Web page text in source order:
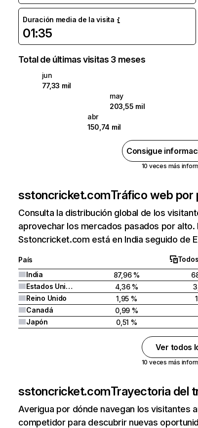
Duración media de la visita
01:35
Total de últimas visitas 3 meses
jun
77,33 mil
may
203,55 mil
abr
150,74 mil
Consigue
10 veces más
sstoncricket.comTráfico web por
Consulta la distribución global de los
aprovechar los mercados pasados por alto.
Sstoncricket.com está en India seguido de
País
India
87,96 %
Estados Unidos
4,36 %
Reino Unido
1,95 %
Canadá
0,99 %
Japón
0,51 %
Ver todos
10 veces más
sstoncricket.comTrayectoria del
Averigua por dónde navegan los visitantes
competidor para descubrir nuevas